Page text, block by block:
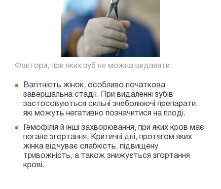
Фактори, при яких зуб не можна видаляти:
Вагітність жінок, особливо початкова
завершальна стадії. При видаленні зубів
застосовуються сильні знеболюючі препарати,
які можуть негативно позначитися на плоді.
Гемофілія й інші захворювання, при яких кров має
погане згортання. Критичні дні, протягом яких
жінка відчуває слабкість, підвищену
тривожність, а також знижується згортання
крові.